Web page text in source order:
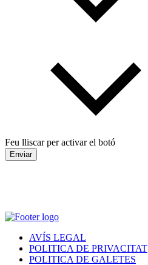
Feu lliscar per activar el botó
Enviar
AVÍS LEGAL
POLITICA DE PRIVACITAT
POLITICA DE GALETES